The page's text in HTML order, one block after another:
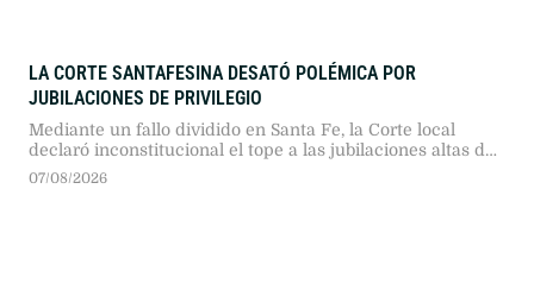
LA CORTE SANTAFESINA DESATÓ POLÉMICA POR
JUBILACIONES DE PRIVILEGIO
Mediante un fallo dividido en Santa Fe, la Corte local
declaró inconstitucional el tope a las jubilaciones altas de
la reforma de Maximiliano Pullaro, avalando haberes de
07/08/2026